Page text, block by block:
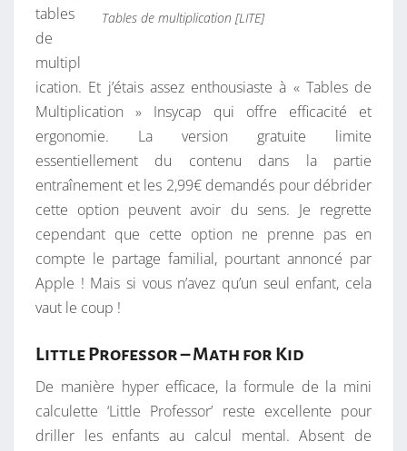
Tables de multiplication [LITE]
tables
de
multipl
ication. Et j’étais assez enthousiaste à « Tables de
Multiplication » Insycap qui offre efficacité et
ergonomie. La version gratuite limite
essentiellement du contenu dans la partie
entraînement et les 2,99€ demandés pour débrider
cette option peuvent avoir du sens. Je regrette
cependant que cette option ne prenne pas en
compte le partage familial, pourtant annoncé par
Apple ! Mais si vous n’avez qu’un seul enfant, cela
vaut le coup !
Little Professor – Math for Kid
De manière hyper efficace, la formule de la mini
calculette ‘Little Professor’ reste excellente pour
driller les enfants au calcul mental. Absent de